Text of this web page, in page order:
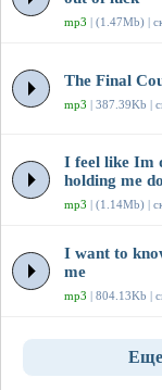
mp3 | (1.47Mb) |
The Final
mp3 | 387.39Kb |
I feel like Im
holding me
mp3 | (1.14Mb) |
I want to
me
mp3 | 804.13Kb |
Еще